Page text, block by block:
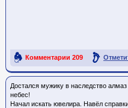
Комментарии 209
Достался мужику в наследство
небес!
Начал искать ювелира. Навёл